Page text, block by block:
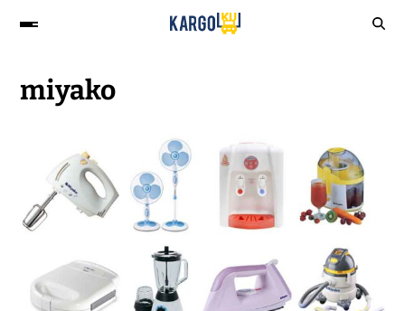
miyako